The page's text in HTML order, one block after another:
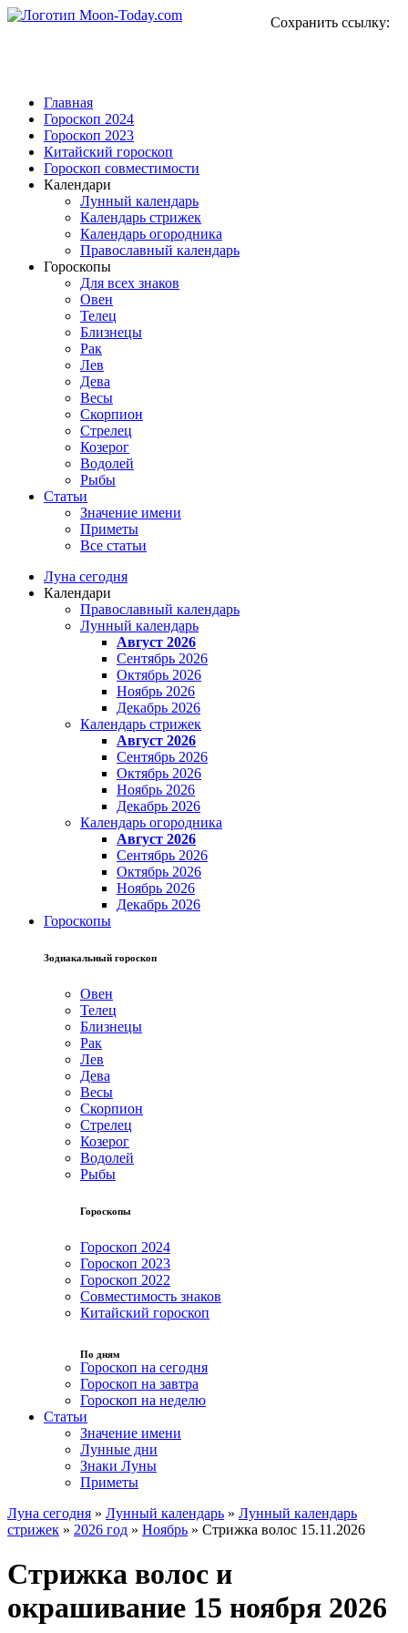
Сохранить ссылку:
Главная
Гороскоп 2024
Гороскоп 2023
Китайский гороскоп
Гороскоп совместимости
Календари
Лунный календарь
Календарь стрижек
Календарь огородника
Православный календарь
Гороскопы
Для всех знаков
Овен
Телец
Близнецы
Рак
Лев
Дева
Весы
Скорпион
Стрелец
Козерог
Водолей
Рыбы
Статьи
Значение имени
Приметы
Все статьи
Луна сегодня
Календари
Православный календарь
Лунный календарь
Август 2026
Сентябрь 2026
Октябрь 2026
Ноябрь 2026
Декабрь 2026
Календарь стрижек
Август 2026
Сентябрь 2026
Октябрь 2026
Ноябрь 2026
Декабрь 2026
Календарь огородника
Август 2026
Сентябрь 2026
Октябрь 2026
Ноябрь 2026
Декабрь 2026
Гороскопы
Зодиакальный гороскоп
Овен
Телец
Близнецы
Рак
Лев
Дева
Весы
Скорпион
Стрелец
Козерог
Водолей
Рыбы
Гороскопы
Гороскоп 2024
Гороскоп 2023
Гороскоп 2022
Совместимость знаков
Китайский гороскоп
По дням
Гороскоп на сегодня
Гороскоп на завтра
Гороскоп на неделю
Статьи
Значение имени
Лунные дни
Знаки Луны
Приметы
Луна сегодня » Лунный календарь » Лунный календарь
стрижек » 2026 год » Ноябрь » Стрижка волос 15.11.2026
Стрижка волос и
окрашивание 15 ноября 2026